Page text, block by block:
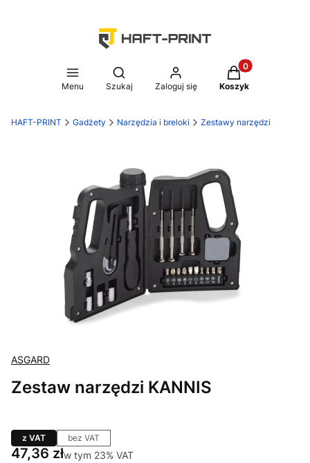
Menu
Otwórz wyszukiwarkę
Szukaj Zaloguj się
Produkty w
Koszyk
HAFT-PRINT Gadżety Narzędzia i breloki Zestawy narzędzi
ASGARD
Zestaw narzędzi KANNIS
z VAT bez VAT
Cena
47,36 złw tym 23% VAT
w tym 23% VAT